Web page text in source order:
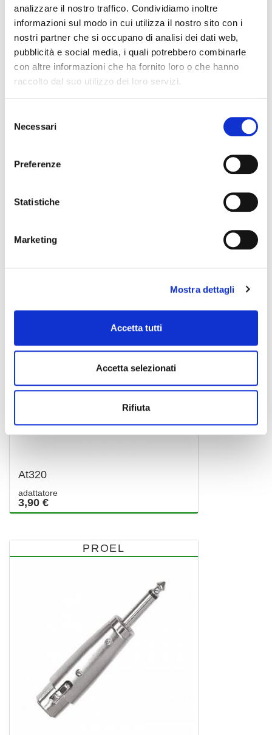
analizzare il nostro traffico. Condividiamo inoltre
informazioni sul modo in cui utilizza il nostro sito con i
nostri partner che si occupano di analisi dei dati web,
pubblicità e social media, i quali potrebbero combinarle
con altre informazioni che ha fornito loro o che hanno
raccolto dal suo utilizzo dei loro servizi.
delNecessari
Preferenze
Statistiche
Marketing
Mostra dettagli
Accetta tutti
Accetta selezionati
Rifiuta
adattatore
At320
adattatore
3,90 €
PROEL